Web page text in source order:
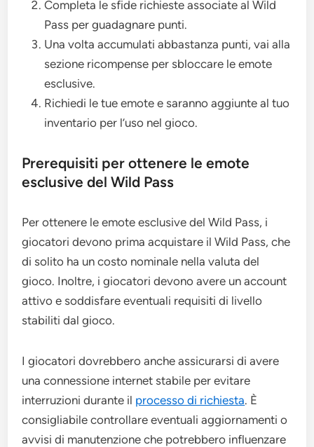
Completa le sfide richieste associate al Wild
Pass per guadagnare punti.
Una volta accumulati abbastanza punti, vai alla
sezione ricompense per sbloccare le emote
esclusive.
Richiedi le tue emote e saranno aggiunte al tuo
inventario per l’uso nel gioco.
Prerequisiti per ottenere le emote
esclusive del Wild Pass
Per ottenere le emote esclusive del Wild Pass, i
giocatori devono prima acquistare il Wild Pass, che
di solito ha un costo nominale nella valuta del
gioco. Inoltre, i giocatori devono avere un account
attivo e soddisfare eventuali requisiti di livello
stabiliti dal gioco.
I giocatori dovrebbero anche assicurarsi di avere
una connessione internet stabile per evitare
interruzioni durante il processo di richiesta. È
consigliabile controllare eventuali aggiornamenti o
avvisi di manutenzione che potrebbero influenzare